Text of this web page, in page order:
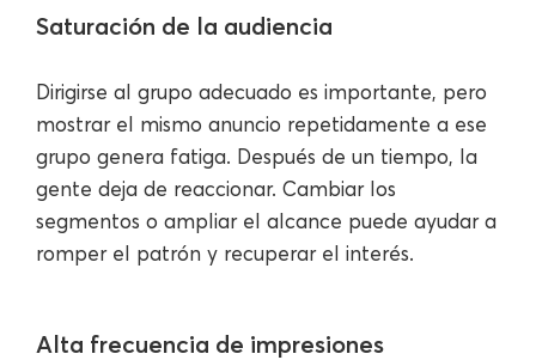
Saturación de la audiencia
Dirigirse al grupo adecuado es importante, pero
mostrar el mismo anuncio repetidamente a ese
grupo genera fatiga. Después de un tiempo, la
gente deja de reaccionar. Cambiar los
segmentos o ampliar el alcance puede ayudar a
romper el patrón y recuperar el interés.
Alta frecuencia de impresiones